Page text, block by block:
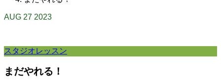
AUG 27 2023
スタジオレッスン
まだやれる！